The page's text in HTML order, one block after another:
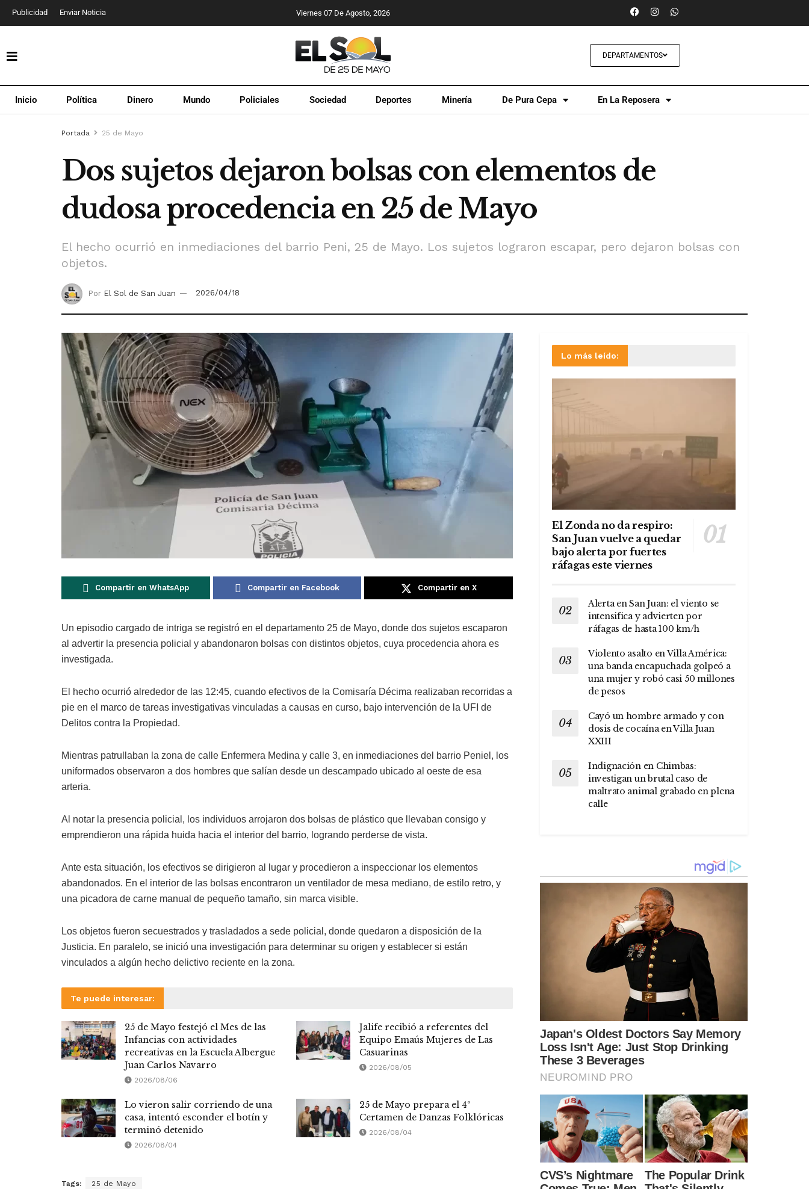
Publicidad Enviar Noticia Viernes 07 De Agosto, 2026
DEPARTAMENTOS
Inicio Política Dinero Mundo Policiales Sociedad Deportes Minería De Pura Cepa En La Reposera
Portada 25 de Mayo
Dos sujetos dejaron bolsas con elementos de
dudosa procedencia en 25 de Mayo
El hecho ocurrió en inmediaciones del barrio Peni, 25 de Mayo. Los sujetos lograron escapar, pero dejaron bolsas con
objetos.
Por El Sol de San Juan 2026/04/18
Compartir en WhatsApp Compartir en Facebook Compartir en X
Un episodio cargado de intriga se registró en el departamento 25 de Mayo, donde dos sujetos escaparon
al advertir la presencia policial y abandonaron bolsas con distintos objetos, cuya procedencia ahora es
investigada.
El hecho ocurrió alrededor de las 12:45, cuando efectivos de la Comisaría Décima realizaban recorridas a
pie en el marco de tareas investigativas vinculadas a causas en curso, bajo intervención de la UFI de
Delitos contra la Propiedad.
Mientras patrullaban la zona de calle Enfermera Medina y calle 3, en inmediaciones del barrio Peniel, los
uniformados observaron a dos hombres que salían desde un descampado ubicado al oeste de esa
arteria.
Al notar la presencia policial, los individuos arrojaron dos bolsas de plástico que llevaban consigo y
emprendieron una rápida huida hacia el interior del barrio, logrando perderse de vista.
Ante esta situación, los efectivos se dirigieron al lugar y procedieron a inspeccionar los elementos
abandonados. En el interior de las bolsas encontraron un ventilador de mesa mediano, de estilo retro, y
una picadora de carne manual de pequeño tamaño, sin marca visible.
Los objetos fueron secuestrados y trasladados a sede policial, donde quedaron a disposición de la
Justicia. En paralelo, se inició una investigación para determinar su origen y establecer si están
vinculados a algún hecho delictivo reciente en la zona.
Te puede interesar:
25 de Mayo festejó el Mes de las
Infancias con actividades
recreativas en la Escuela Albergue
Juan Carlos Navarro
2026/08/06
Jalife recibió a referentes del
Equipo Emaús Mujeres de Las
Casuarinas
2026/08/05
Lo vieron salir corriendo de una
casa, intentó esconder el botín y
terminó detenido
2026/08/04
25 de Mayo prepara el 4º
Certamen de Danzas Folklóricas
2026/08/04
Tags: 25 de Mayo
Lo más leído:
El Zonda no da respiro:
San Juan vuelve a quedar
bajo alerta por fuertes
ráfagas este viernes
Alerta en San Juan: el viento se
intensifica y advierten por
ráfagas de hasta 100 km/h
Violento asalto en Villa América:
una banda encapuchada golpeó a
una mujer y robó casi 50 millones
de pesos
Cayó un hombre armado y con
dosis de cocaína en Villa Juan
XXIII
Indignación en Chimbas:
investigan un brutal caso de
maltrato animal grabado en plena
calle